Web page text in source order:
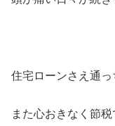
住宅ローンさえ通っ
また心おきなく節